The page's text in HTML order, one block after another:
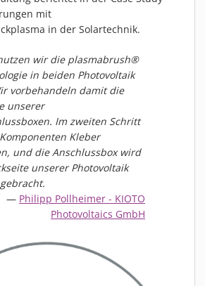
mit
in der Solartechnik.
wir die plasmabrush®
in beiden Photovoltaik
vorbehandeln damit die
unserer
Im zweiten Schritt
Kleber
und die Anschlussbox wird
unserer Photovoltaik
Philipp Pollheimer - KIOTO
Photovoltaics GmbH